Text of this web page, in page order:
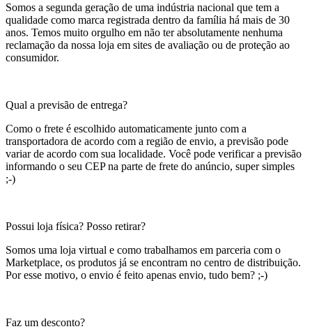
Somos a segunda geração de uma indústria nacional que tem a
qualidade como marca registrada dentro da família há mais de 30
anos. Temos muito orgulho em não ter absolutamente nenhuma
reclamação da nossa loja em sites de avaliação ou de proteção ao
consumidor.
Qual a previsão de entrega?
Como o frete é escolhido automaticamente junto com a
transportadora de acordo com a região de envio, a previsão pode
variar de acordo com sua localidade. Você pode verificar a previsão
informando o seu CEP na parte de frete do anúncio, super simples
;-)
Possui loja física? Posso retirar?
Somos uma loja virtual e como trabalhamos em parceria com o
Marketplace, os produtos já se encontram no centro de distribuição.
Por esse motivo, o envio é feito apenas envio, tudo bem? ;-)
Faz um desconto?